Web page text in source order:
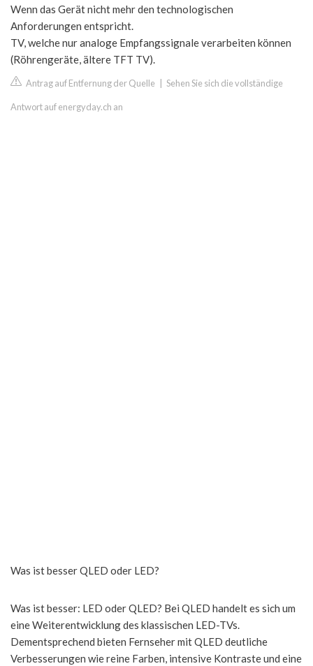
Wenn das Gerät nicht mehr den technologischen
Anforderungen entspricht.
TV, welche nur analoge Empfangssignale verarbeiten können
(Röhrengeräte, ältere TFT TV).
Antrag auf Entfernung der Quelle Sehen Sie sich die vollständige
Antwort auf energyday.ch an
Was ist besser QLED oder LED?
Was ist besser: LED oder QLED? Bei QLED handelt es sich um
eine Weiterentwicklung des klassischen LED-TVs.
Dementsprechend bieten Fernseher mit QLED deutliche
Verbesserungen wie reine Farben, intensive Kontraste und eine